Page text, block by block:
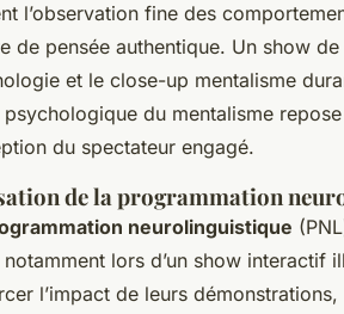
l’observation fine des
de pensée authentique. Un show
et le close-up mentalisme
psychologique du mentalisme
du spectateur engagé.
de la programmation
neurolinguistique
notamment lors d’un show interactif
l’impact de leurs